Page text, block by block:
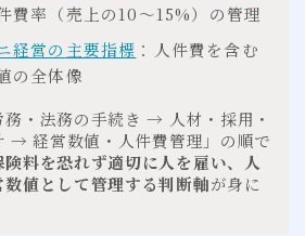
費率（売上の10〜15%）の管理
経営の主要指標 ：人件費を含む
の全体像
務・法務の手続き → 人材・採用・
→ 経営数値・人件費管理」の順で
険料を恐れず適切に人を雇い、人
値として管理する判断軸が身に